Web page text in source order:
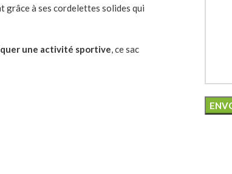
grâce à ses cordelettes solides qui
une activité sportive, ce sac